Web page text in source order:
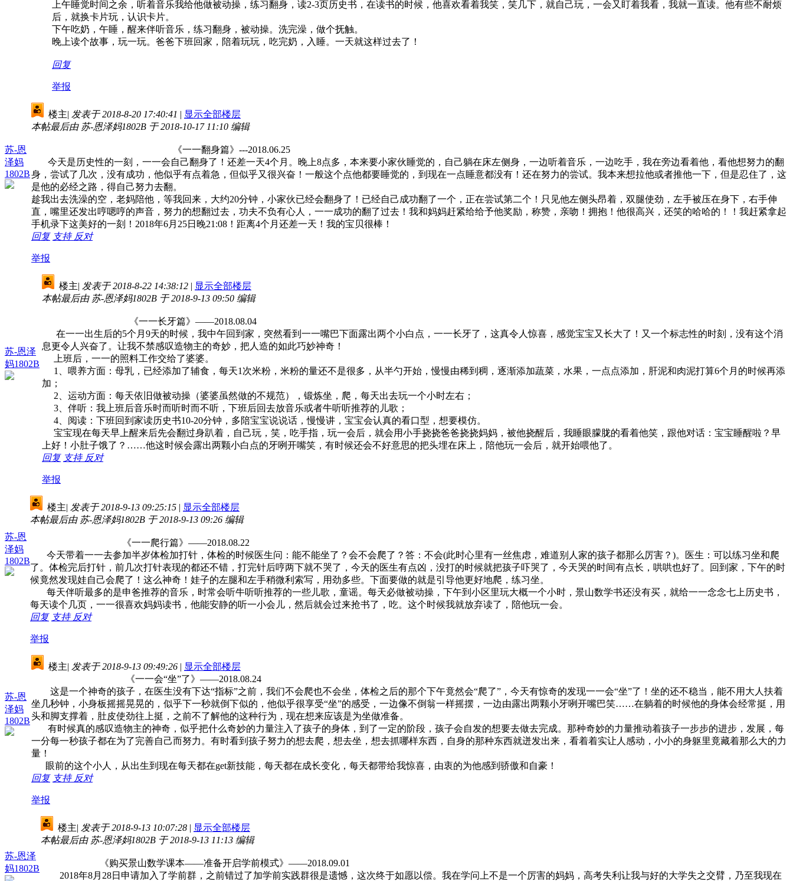
上午睡觉时间之余，听着音乐我给他做被动操，练习翻身，读2-3页历史书，在读书的时候，他喜欢看着我笑，笑几下，就自己玩，一会又盯着我看，我就一直读。他有些不耐烦
后，就换卡片玩，认识卡片。
下午吃奶，午睡，醒来伴听音乐，练习翻身，被动操。洗完澡，做个抚触。
晚上读个故事，玩一玩。爸爸下班回家，陪着玩玩，吃完奶，入睡。一天就这样过去了！
回复
举报
苏-恩
泽妈
1802B
楼主| 发表于 2018-8-20 17:40:41 | 显示全部楼层
本帖最后由 苏-恩泽妈1802B 于 2018-10-17 11:10 编辑
《一一翻身篇》---2018.06.25
今天是历史性的一刻，一一会自己翻身了！还差一天4个月。晚上8点多，本来要小家伙睡觉的，自己躺在床左侧身，一边听着音乐，一边吃手，我在旁边看着他，看他想努力的翻
身，尝试了几次，没有成功，他似乎有点着急，但似乎又很兴奋！一般这个点他都要睡觉的，到现在一点睡意都没有！还在努力的尝试。我本来想拉他或者推他一下，但是忍住了，这
是他的必经之路，得自己努力去翻。
趁我出去洗澡的空，老妈陪他，等我回来，大约20分钟，小家伙已经会翻身了！已经自己成功翻了一个，正在尝试第二个！只见他左侧头昂着，双腿使劲，左手被压在身下，右手伸
直，嘴里还发出哼嗯哼的声音，努力的想翻过去，功夫不负有心人，一一成功的翻了过去！我和妈妈赶紧给给予他奖励，称赞，亲吻！拥抱！他很高兴，还笑的哈哈的！！我赶紧拿起
手机录下这美好的一刻！2018年6月25日晚21:08！距离4个月还差一天！我的宝贝很棒！
回复 支持 反对
举报
苏-恩泽
妈1802B
楼主| 发表于 2018-8-22 14:38:12 | 显示全部楼层
本帖最后由 苏-恩泽妈1802B 于 2018-9-13 09:50 编辑
《一一长牙篇》——2018.08.04
在一一出生后的5个月9天的时候，我中午回到家，突然看到一一嘴巴下面露出两个小白点，一一长牙了，这真令人惊喜，感觉宝宝又长大了！又一个标志性的时刻，没有这个消
息更令人兴奋了。让我不禁感叹造物主的奇妙，把人造的如此巧妙神奇！
上班后，一一的照料工作交给了婆婆。
1、喂养方面：母乳，已经添加了辅食，每天1次米粉，米粉的量还不是很多，从半勺开始，慢慢由稀到稠，逐渐添加蔬菜，水果，一点点添加，肝泥和肉泥打算6个月的时候再添
加；
2、运动方面：每天依旧做被动操（婆婆虽然做的不规范），锻炼坐，爬，每天出去玩一个小时左右；
3、伴听：我上班后音乐时而听时而不听，下班后回去放音乐或者牛听听推荐的儿歌；
4、阅读：下班回到家读历史书10-20分钟，多陪宝宝说说话，慢慢讲，宝宝会认真的看口型，想要模仿。
宝宝现在每天早上醒来后先会翻过身趴着，自己玩，笑，吃手指，玩一会后，就会用小手挠挠爸爸挠挠妈妈，被他挠醒后，我睡眼朦胧的看着他笑，跟他对话：宝宝睡醒啦？早
上好！小肚子饿了？……他这时候会露出两颗小白点的牙咧开嘴笑，有时候还会不好意思的把头埋在床上，陪他玩一会后，就开始喂他了。
回复 支持 反对
举报
苏-恩
泽妈
1802B
楼主| 发表于 2018-9-13 09:25:15 | 显示全部楼层
本帖最后由 苏-恩泽妈1802B 于 2018-9-13 09:26 编辑
《一一爬行篇》——2018.08.22
今天带着一一去参加半岁体检加打针，体检的时候医生问：能不能坐了？会不会爬了？答：不会(此时心里有一丝焦虑，难道别人家的孩子都那么厉害？)。医生：可以练习坐和爬
了。体检完后打针，前几次打针表现的都还不错，打完针后哼两下就不哭了，今天的医生有点凶，没打的时候就把孩子吓哭了，今天哭的时间有点长，哄哄也好了。回到家，下午的时
候竟然发现娃自己会爬了！这么神奇！娃子的左腿和左手稍微利索写，用劲多些。下面要做的就是引导他更好地爬，练习坐。
每天伴听最多的是申爸推荐的音乐，时常会听牛听听推荐的一些儿歌，童谣。每天必做被动操，下午到小区里玩大概一个小时，景山数学书还没有买，就给一一念念七上历史书，
每天读个几页，一一很喜欢妈妈读书，他能安静的听一小会儿，然后就会过来抢书了，吃。这个时候我就放弃读了，陪他玩一会。
回复 支持 反对
举报
苏-恩
泽妈
1802B
楼主| 发表于 2018-9-13 09:49:26 | 显示全部楼层
《一一会“坐”了》——2018.08.24
这是一个神奇的孩子，在医生没有下达“指标”之前，我们不会爬也不会坐，体检之后的那个下午竟然会“爬了”，今天有惊奇的发现一一会“坐”了！坐的还不稳当，能不用大人扶着
坐几秒钟，小身板摇摇晃晃的，似乎下一秒就倒下似的，他似乎很享受“坐”的感受，一边像不倒翁一样摇摆，一边由露出两颗小牙咧开嘴巴笑……在躺着的时候他的身体会经常挺，用
头和脚支撑着，肚皮使劲往上挺，之前不了解他的这种行为，现在想来应该是为坐做准备。
有时候真的感叹造物主的神奇，似乎把什么奇妙的力量注入了孩子的身体，到了一定的阶段，孩子会自发的想要去做去完成。那种奇妙的力量推动着孩子一步步的进步，发展，每
一分每一秒孩子都在为了完善自己而努力。有时看到孩子努力的想去爬，想去坐，想去抓哪样东西，自身的那种东西就迸发出来，看着着实让人感动，小小的身躯里竟藏着那么大的力
量！
眼前的这个小人，从出生到现在每天都在get新技能，每天都在成长变化，每天都带给我惊喜，由衷的为他感到骄傲和自豪！
回复 支持 反对
举报
苏-恩泽
妈1802B
楼主| 发表于 2018-9-13 10:07:28 | 显示全部楼层
本帖最后由 苏-恩泽妈1802B 于 2018-9-13 11:13 编辑
《购买景山数学课本——准备开启学前模式》——2018.09.01
2018年8月28日申请加入了学前群，之前错过了加学前实践群很是遗憾，这次终于如愿以偿。我在学问上不是一个厉害的妈妈，高考失利让我与好的大学失之交臂，乃至我现在